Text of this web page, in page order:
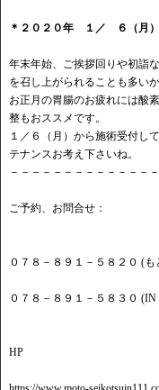
＊２０２０年 １／ ６（月）
年末年始、ご挨拶回りや初詣
を召し上がられることも多いか
お正月の胃腸のお疲れには酸
整もおススメです。
１／６（月）から施術受付し
テナンスお考え下さいね。
－－－－－－－－－－－－－
ご予約、お問合せ：
０７８－８９１－５８２０ (も
０７８－８９１－５８３０
HP